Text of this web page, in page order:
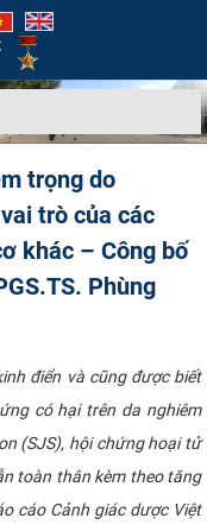
trọng do
trò của các
khác – Công bố
Phùng
điển và cũng được biết
có hại trên da nghiêm
(SJS), hội chứng hoại tử
toàn thân kèm theo tăng
cáo Cảnh giác dược Việt